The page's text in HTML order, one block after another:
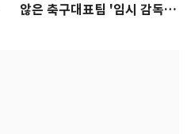
않은 축구대표팀 '임시 감독'